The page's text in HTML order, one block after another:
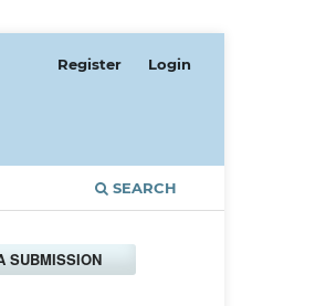
SEARCH
Register Login
SUBMISSION